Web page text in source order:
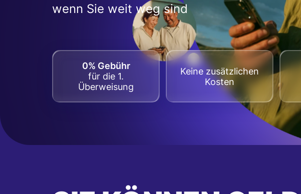
wenn Sie weit weg sind
0% Gebühr
für die 1.
Überweisung
Keine zusätzlichen
Kosten